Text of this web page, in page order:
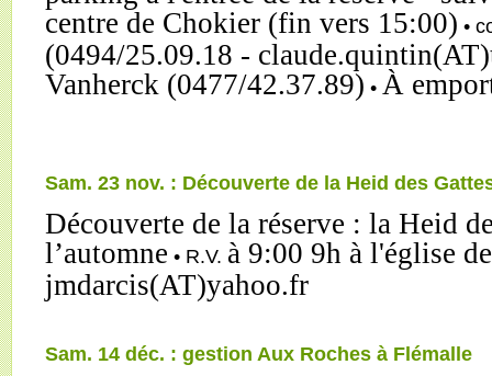
centre de Chokier (fin vers 15:00) •
(0494/25.09.18 -
Vanherck (0477/42.37.89) • À
Sam. 23 nov. : Découverte de la Heid des
Découverte de la réserve : la Heid
l’automne • R.V. à 9:00 9h à l'église
jmdarcis(AT)yahoo.fr
Sam. 14 déc. : gestion Aux Roches à Flémalle